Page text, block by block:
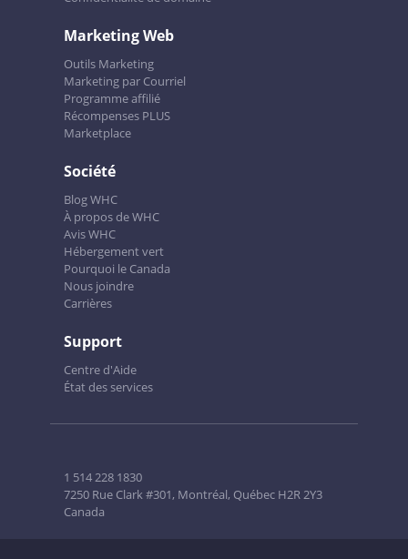
Marketing Web
Outils Marketing
Marketing par Courriel
Programme affilié
Récompenses PLUS
Marketplace
Société
Blog WHC
À propos de WHC
Avis WHC
Hébergement vert
Pourquoi le Canada
Nous joindre
Carrières
Support
Centre d'Aide
État des services
1 514 228 1830
7250 Rue Clark #301, Montréal, Québec H2R 2Y3
Canada